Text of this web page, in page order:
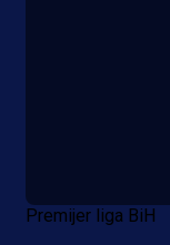
Premijer liga BiH